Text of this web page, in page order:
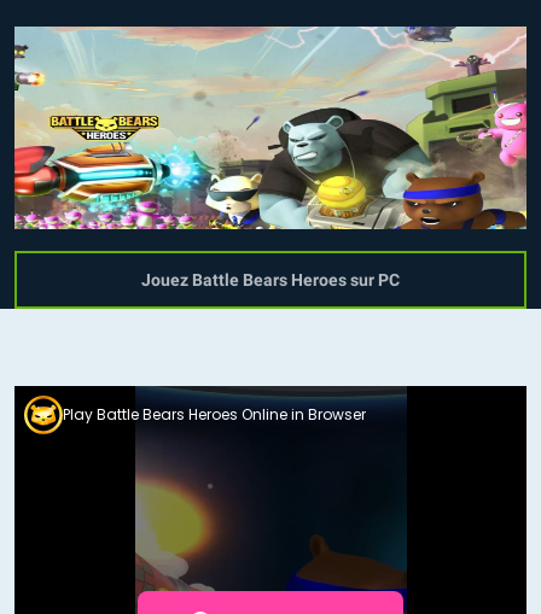
Jouez Battle Bears Heroes sur PC